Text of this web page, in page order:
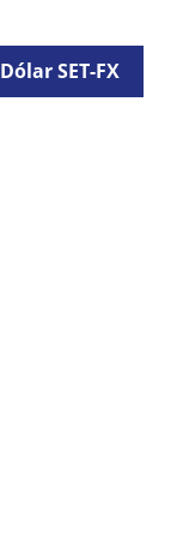
Dólar SET-FX